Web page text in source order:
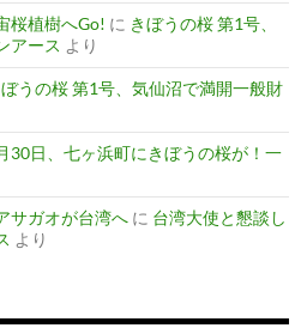
桜植樹へGo! に きぼうの桜 第1号、
アース より
ぼうの桜 第1号、気仙沼で満開一般財
30日、七ヶ浜町にきぼうの桜が！一
サガオが台湾へ に 台湾大使と懇談し
より